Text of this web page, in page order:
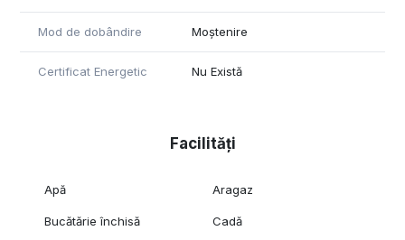
Mod de dobândire Moștenire
Certificat Energetic Nu Există
Facilități
Apă Aragaz
Bucătărie închisă Cadă